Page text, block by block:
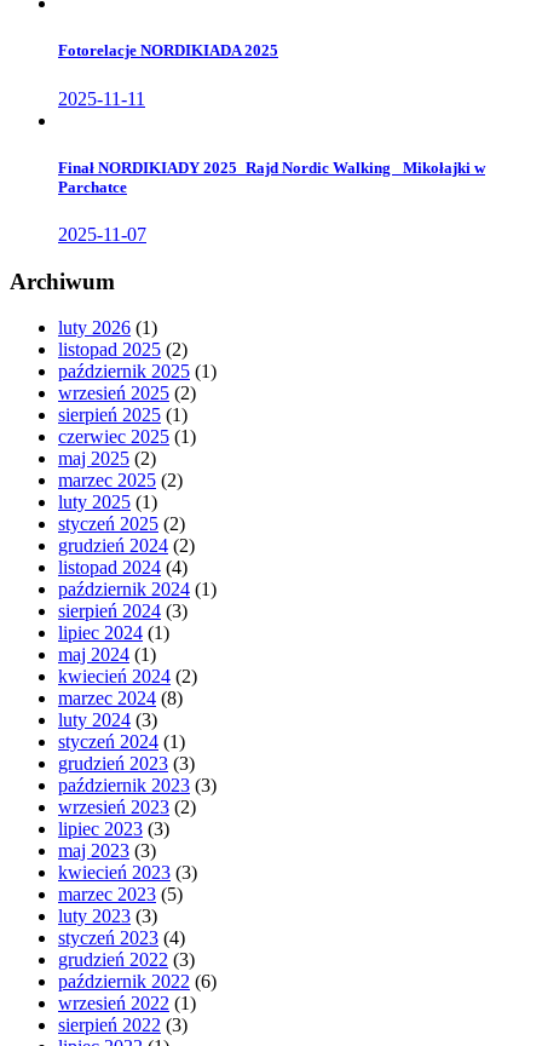
Fotorelacje NORDIKIADA 2025
2025-11-11
Finał NORDIKIADY 2025_Rajd Nordic Walking _Mikołajki w
Parchatce
2025-11-07
Archiwum
luty 2026 (1)
listopad 2025 (2)
październik 2025 (1)
wrzesień 2025 (2)
sierpień 2025 (1)
czerwiec 2025 (1)
maj 2025 (2)
marzec 2025 (2)
luty 2025 (1)
styczeń 2025 (2)
grudzień 2024 (2)
listopad 2024 (4)
październik 2024 (1)
sierpień 2024 (3)
lipiec 2024 (1)
maj 2024 (1)
kwiecień 2024 (2)
marzec 2024 (8)
luty 2024 (3)
styczeń 2024 (1)
grudzień 2023 (3)
październik 2023 (3)
wrzesień 2023 (2)
lipiec 2023 (3)
maj 2023 (3)
kwiecień 2023 (3)
marzec 2023 (5)
luty 2023 (3)
styczeń 2023 (4)
grudzień 2022 (3)
październik 2022 (6)
wrzesień 2022 (1)
sierpień 2022 (3)